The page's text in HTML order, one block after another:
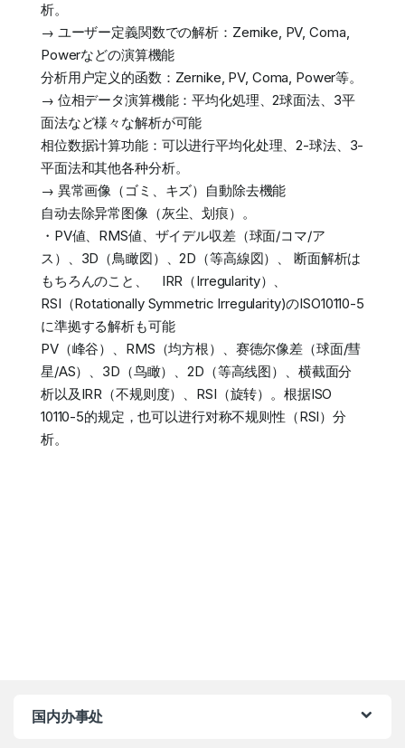
析。
→ ユーザー定義関数での解析：Zernike, PV, Coma,
Powerなどの演算機能
分析用户定义的函数：Zernike, PV, Coma, Power等。
→ 位相データ演算機能：平均化処理、2球面法、3平
面法など様々な解析が可能
相位数据计算功能：可以进行平均化处理、2-球法、3-
平面法和其他各种分析。
→ 異常画像（ゴミ、キズ）自動除去機能
自动去除异常图像（灰尘、划痕）。
・PV値、RMS値、ザイデル収差（球面/コマ/ア
ス）、3D（鳥瞰図）、2D（等高線図）、 断面解析は
もちろんのこと、 IRR（Irregularity）、
RSI（Rotationally Symmetric Irregularity)のISO10110-5
に準拠する解析も可能
PV（峰谷）、RMS（均方根）、赛德尔像差（球面/彗
星/AS）、3D（鸟瞰）、2D（等高线图）、横截面分
析以及IRR（不规则度）、RSI（旋转）。根据ISO
10110-5的规定，也可以进行对称不规则性（RSI）分
析。
国内办事处